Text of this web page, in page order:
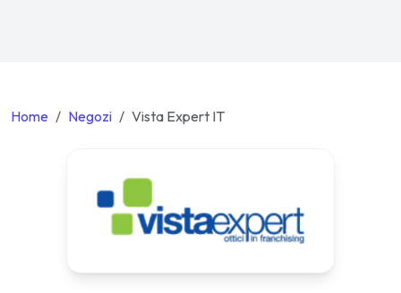
Home Negozi Vista Expert IT